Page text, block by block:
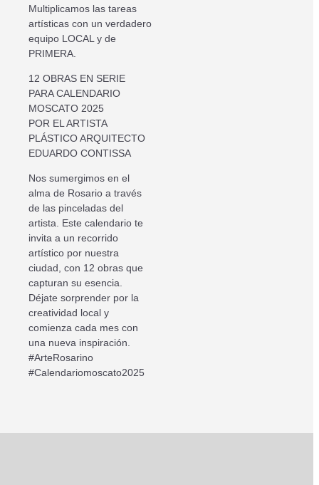
Multiplicamos las tareas
artísticas con un verdadero
equipo LOCAL y de
PRIMERA.
12 OBRAS EN SERIE
PARA CALENDARIO
MOSCATO 2025
POR EL ARTISTA
PLÁSTICO ARQUITECTO
EDUARDO CONTISSA
Nos sumergimos en el
alma de Rosario a través
de las pinceladas del
artista. Este calendario te
invita a un recorrido
artístico por nuestra
ciudad, con 12 obras que
capturan su esencia.
Déjate sorprender por la
creatividad local y
comienza cada mes con
una nueva inspiración.
#ArteRosarino
#Calendariomoscato2025